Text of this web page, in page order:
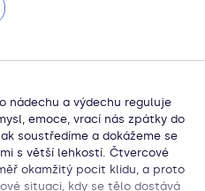
nádechu a výdechu reguluje
emoce, vrací nás zpátky do
soustředíme a dokážeme se
s větší lehkostí. Čtvercové
okamžitý pocit klidu, a proto
situaci, kdy se tělo dostává